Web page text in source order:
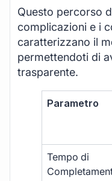
Questo percorso
complicazioni e i
caratterizzano il
permettendoti di
trasparente.
Parametro
Tempo di